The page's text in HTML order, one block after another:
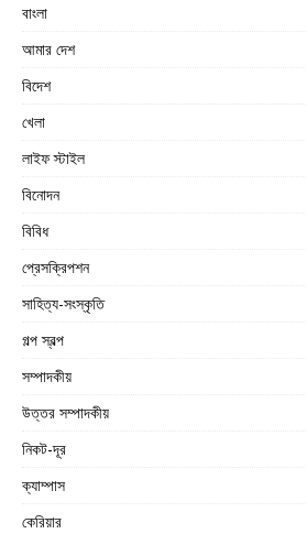
বাংলা
আমার দেশ
বিদেশ
খেলা
লাইফ স্টাইল
বিনোদন
বিবিধ
প্রেসক্রিপশন
সাহিত্য-সংস্কৃতি
গল্প স্বল্প
সম্পাদকীয়
উত্তর সম্পাদকীয়
নিকট-দূর
ক্যাম্পাস
কেরিয়ার